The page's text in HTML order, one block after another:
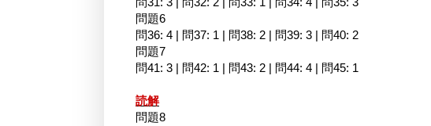
問題6
問36: 4 | 問37: 1 | 問38: 2 | 問39: 3 | 問40: 2
問題7
問41: 3 | 問42: 1 | 問43: 2 | 問44: 4 | 問45: 1
読解
問題8